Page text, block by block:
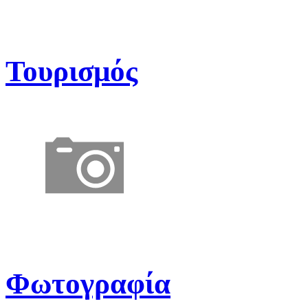
Τουρισμός
Φωτογραφία